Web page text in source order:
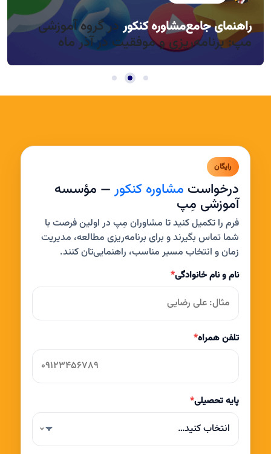
مدیریت خواب و بی‌حوصلگی در این فصل
راهنمای جامعمشاوره کنکوردر گروه آموزشی
مپ: برنامه‌ریزی و موفقیت در آذر ماه
راندمان بالا در روزهای کوتاه آذر، چطور؟
رایگان
درخواست مشاوره کنکور— مؤسسه
آموزشی مِپ
فرم را تکمیل کنید تا مشاوران مِپ در اولین فرصت با
شما تماس بگیرند و برای برنامه‌ریزی مطالعه، مدیریت
زمان و انتخاب مسیر مناسب، راهنمایی‌تان کنند.
نام و نام خانوادگی*
تلفن همراه*
پایه تحصیلی*
انتخاب کنید…